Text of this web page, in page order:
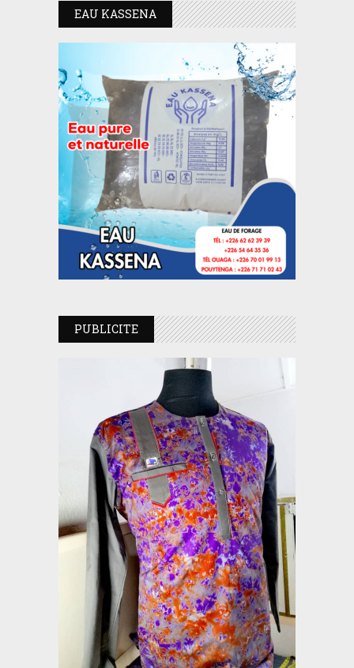
EAU KASSENA
PUBLICITE